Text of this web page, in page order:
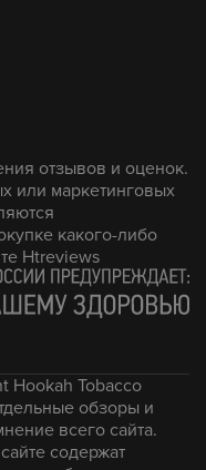
отзывов и оценок.
или маркетинговых
какого-либо
Htreviews
Hookah Tobacco
обзоры и
всего сайта.
содержат